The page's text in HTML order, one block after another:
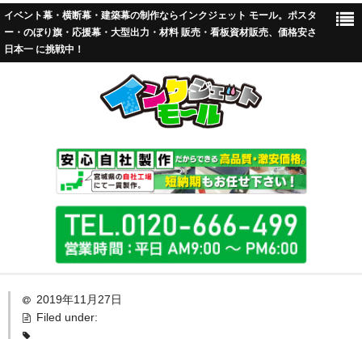
イベント幕・横断幕・建築幕の制作ならインクジェット モール。ポスタ
ー・のぼり旗・応援幕・大型出力・材料 販売・看板資材販売、価格安さ
日本一 に挑戦中！
TOP
標準加工
2019年11月27日
Filed under: